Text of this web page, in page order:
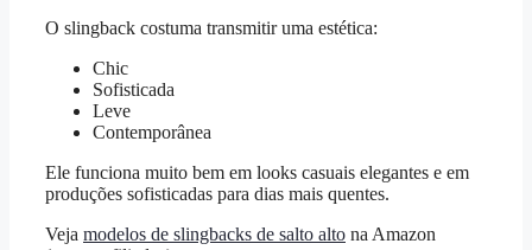
O slingback costuma transmitir uma estética:
Chic
Sofisticada
Leve
Contemporânea
Ele funciona muito bem em looks casuais elegantes e em
produções sofisticadas para dias mais quentes.
Veja modelos de slingbacks de salto alto na Amazon